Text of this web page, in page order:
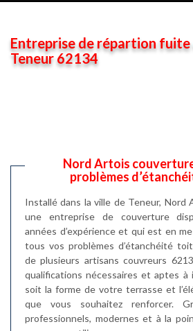
Entreprise de répartion
Teneur 62134
Nord Artois
problèmes
Installé dans la ville de Teneur,
une entreprise de couverture
années d’expérience et qui est en
tous vos problèmes d’étanchéité
de plusieurs artisans couvreurs
qualifications nécessaires et aptes à
soit la forme de votre terrasse et
que vous souhaitez renforcer.
professionnels, modernes et à la